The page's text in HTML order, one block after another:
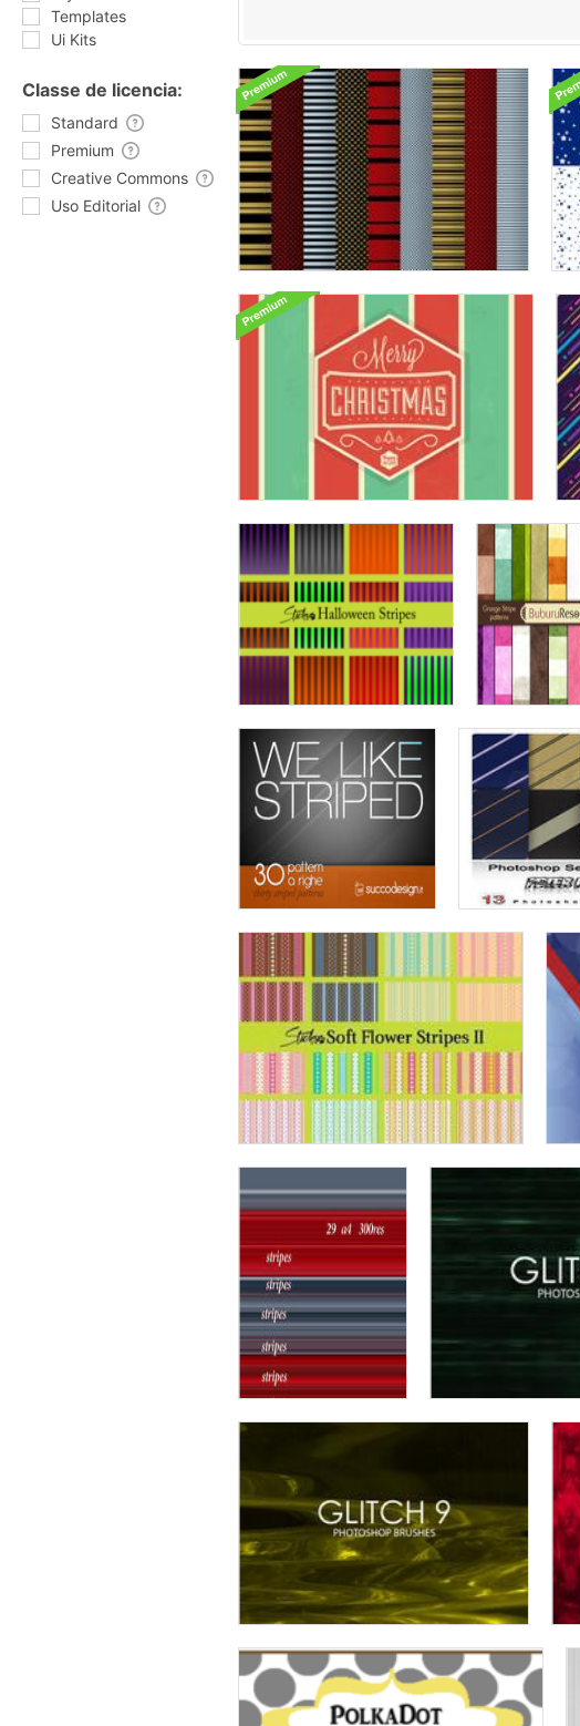
Templates
Ui Kits
Classe de licencia:
Standard
Premium
Creative Commons
Uso Editorial